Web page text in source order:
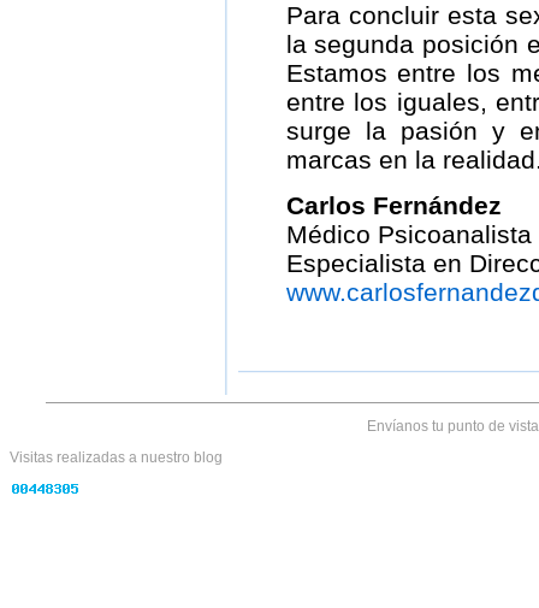
Para concluir esta
la segunda posición
Estamos entre los
entre los iguales,
surge la pasión y
marcas en la
Carlos Fernández
Médico Psicoanalista
Especialista en
Envíanos tu punto de
Visitas realizadas a nuestro blog